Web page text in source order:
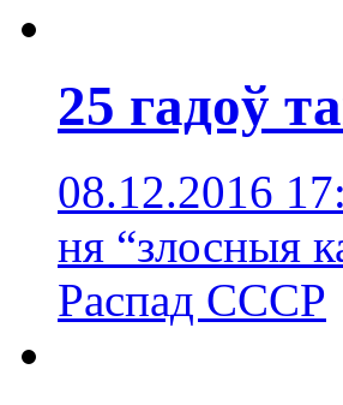
25 гадоў
08.12.2016
ня “злосныя
Распад СССР